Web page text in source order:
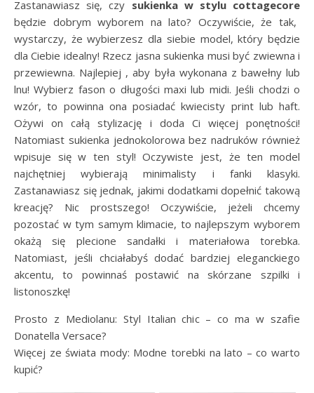
Zastanawiasz się, czy sukienka w stylu cottagecore
będzie dobrym wyborem na lato? Oczywiście, że tak,
wystarczy, że wybierzesz dla siebie model, który będzie
dla Ciebie idealny! Rzecz jasna sukienka musi być zwiewna i
przewiewna. Najlepiej , aby była wykonana z bawełny lub
lnu! Wybierz fason o długości maxi lub midi. Jeśli chodzi o
wzór, to powinna ona posiadać kwiecisty print lub haft.
Ożywi on całą stylizację i doda Ci więcej ponętności!
Natomiast sukienka jednokolorowa bez nadruków również
wpisuje się w ten styl! Oczywiste jest, że ten model
najchętniej wybierają minimalisty i fanki klasyki.
Zastanawiasz się jednak, jakimi dodatkami dopełnić takową
kreację? Nic prostszego! Oczywiście, jeżeli chcemy
pozostać w tym samym klimacie, to najlepszym wyborem
okażą się plecione sandałki i materiałowa torebka.
Natomiast, jeśli chciałabyś dodać bardziej eleganckiego
akcentu, to powinnaś postawić na skórzane szpilki i
listonoszkę!
Prosto z Mediolanu: Styl Italian chic – co ma w szafie
Donatella Versace?
Więcej ze świata mody: Modne torebki na lato – co warto
kupić?